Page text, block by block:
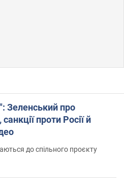
Зеленський про
проти Росії й
до спільного проєкту